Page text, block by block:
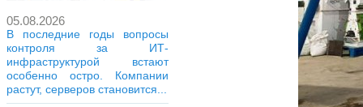
05.08.2026
В последние годы вопросы
контроля за ИТ-
инфраструктурой встают
особенно остро. Компании
растут, серверов становится...